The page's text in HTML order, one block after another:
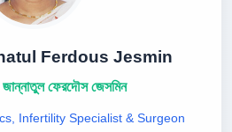
Ferdous Jesmin
ফেরদৌস জেসমিন
Infertility Specialist & Surgeon